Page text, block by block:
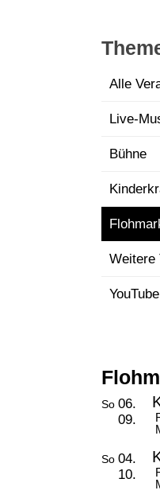
Alle
Live-
Bühne
Weitere
YouTube
So 06.
09.
So 04.
10.